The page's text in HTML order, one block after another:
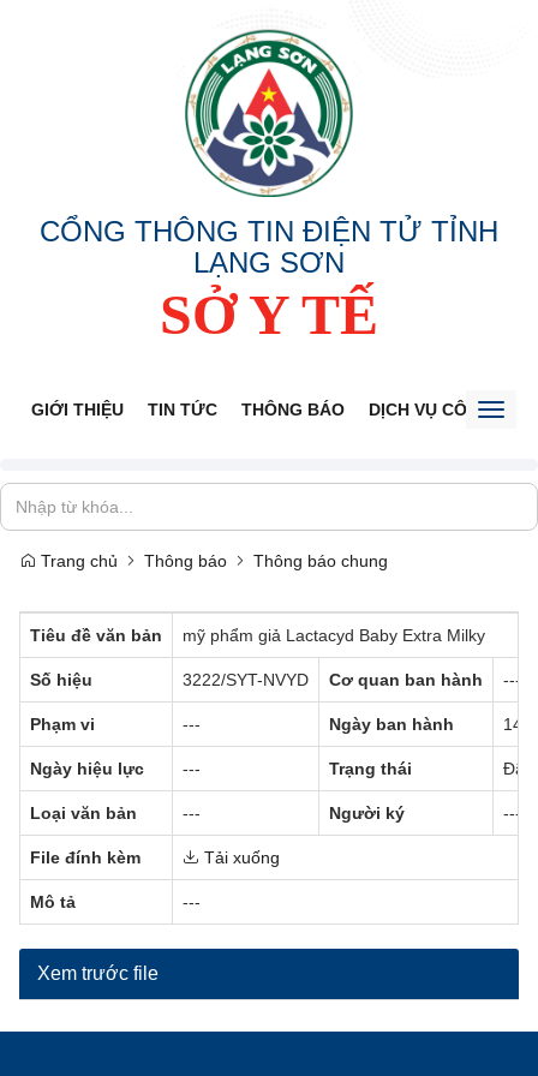
CỔNG THÔNG TIN ĐIỆN TỬ TỈNH
LẠNG SƠN
SỞ Y TẾ
GIỚI THIỆU TIN TỨC THÔNG BÁO DỊCH VỤ CÔNG
Trang chủ Thông báo Thông báo chung
Tiêu đề văn bản mỹ phẩm giả Lactacyd Baby Extra Milky
Số hiệu 3222/SYT-NVYD Cơ quan ban hành ---
Phạm vi --- Ngày ban hành 14/
Ngày hiệu lực --- Trạng thái Đã
Loại văn bản --- Người ký ---
File đính kèm Tải xuống
Mô tả ---
Xem trước file